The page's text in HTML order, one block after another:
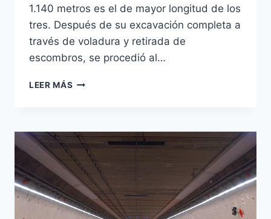
1.140 metros es el de mayor longitud de los
tres. Después de su excavación completa a
través de voladura y retirada de
escombros, se procedió al…
LEER MÁS TUNEL